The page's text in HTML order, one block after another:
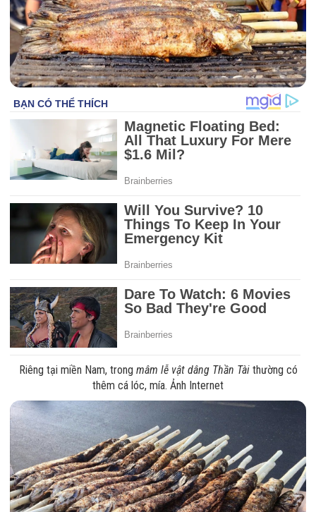
Riêng tại miền Nam, trong mâm lễ vật dâng Thần Tàithường có
thêm cá lóc, mía. Ảnh Internet